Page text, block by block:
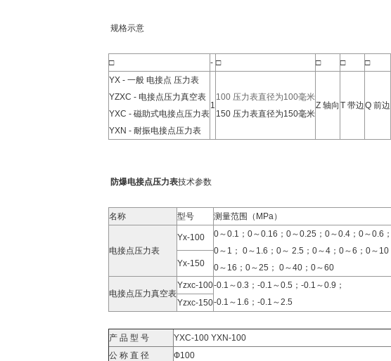
规格示意
□ - □ □ □
□
YX - 一般 电接点 压力表
YZXC - 电接点压力真空表
YXC - 磁助式电接点压力表
YXN - 耐振电接点压力表
1
100 压力表直径为100毫米
150 压力表直径为150毫米
Z 轴向 T 带边Q 前边
防爆电接点压力表技术参数
名称 型号 测量范围（MPa）
电接点压力表
Yx-100
0～0.1；0～0.16；0～0.25；0～0.4；0～0.6；
0～1； 0～1.6；0～ 2.5；0～4；0～6；0～10
0～16；0～25； 0～40；0～60
Yx-150
电接点压力真空表
Yzxc-100-0.1～0.3；-0.1～0.5；-0.1～0.9；
-0.1～1.6；-0.1～2.5
Yzxc-150
产 品 型 号 YXC-100 YXN-100
公 称 直 径
Ф100